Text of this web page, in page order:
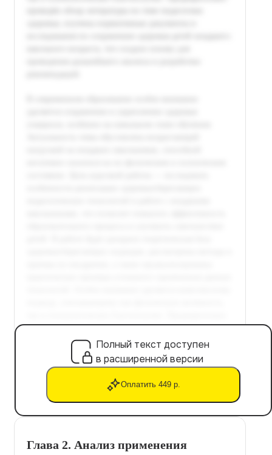
Полный текст доступен
в расширенной версии
Оплатить 449 р.
Глава 2. Анализ применения